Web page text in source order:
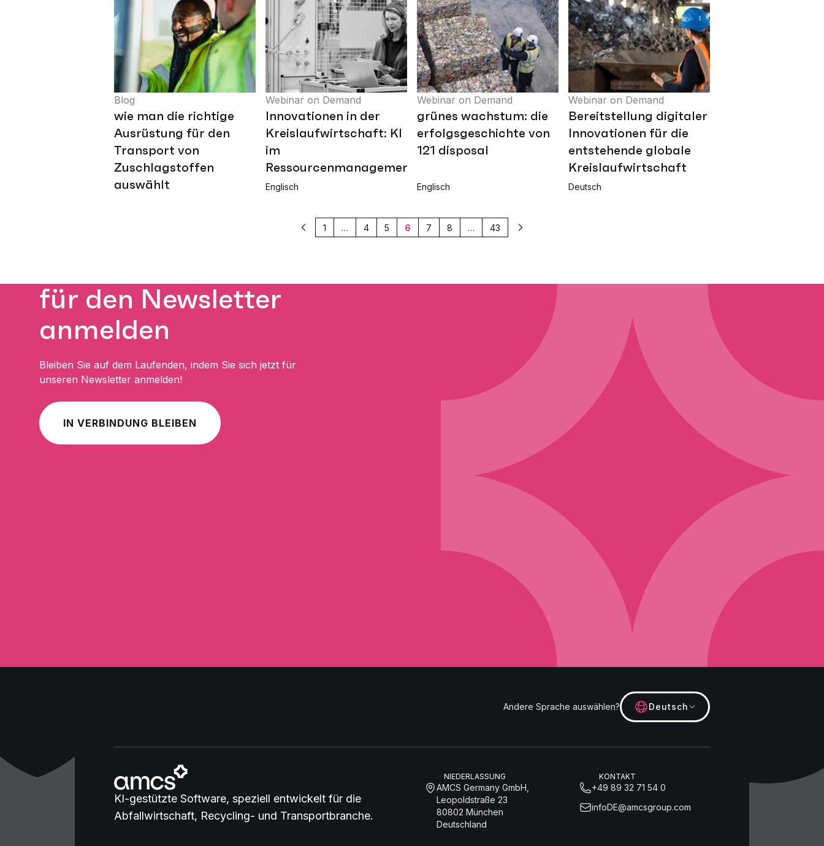
Blog
wie man die richtige
Ausrüstung für den
Transport von
Zuschlagstoffen
auswählt
Webinar on Demand
Innovationen in der
Kreislaufwirtschaft: KI
im
Ressourcenmanagement
Englisch
Webinar on Demand
grünes wachstum: die
erfolgsgeschichte von
121 disposal
Englisch
Webinar on Demand
Bereitstellung digitaler
Innovationen für die
entstehende globale
Kreislaufwirtschaft
Deutsch
Vorherige
1 … 4 5 6 7 8 … 43 Weiter
für den Newsletter
anmelden
Bleiben Sie auf dem Laufenden, indem Sie sich jetzt für
unseren Newsletter anmelden!
IN VERBINDUNG BLEIBEN
Andere Sprache auswählen? Deutsch
KI-gestützte Software, speziell entwickelt für die
Abfallwirtschaft, Recycling- und Transportbranche.
NIEDERLASSUNG
AMCS Germany GmbH,
Leopoldstraße 23
80802 München
Deutschland
KONTAKT
+49 89 32 71 54 0
infoDE@amcsgroup.com